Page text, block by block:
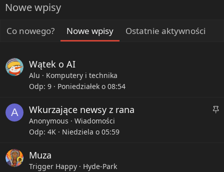
Nowe wpisy
Co nowego? Nowe wpisy Ostatnie aktywności
Wątek o AI
Alu
Komputery i technika
Odp 9 Poniedziałek o 08:54
A
P
Wkurzające newsy z rana
Anonymous
Wiadomości
Odp 4K Niedziela o 05:59
Muza
Trigger Happy
Hyde-Park